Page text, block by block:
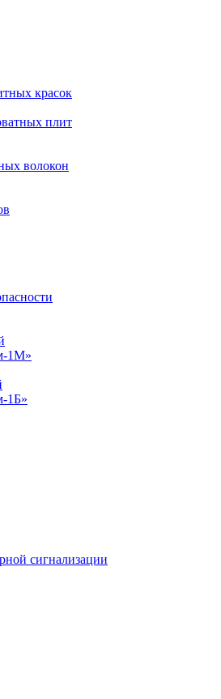
красок
плит
волокон
1М»
1Б»
сигнализации